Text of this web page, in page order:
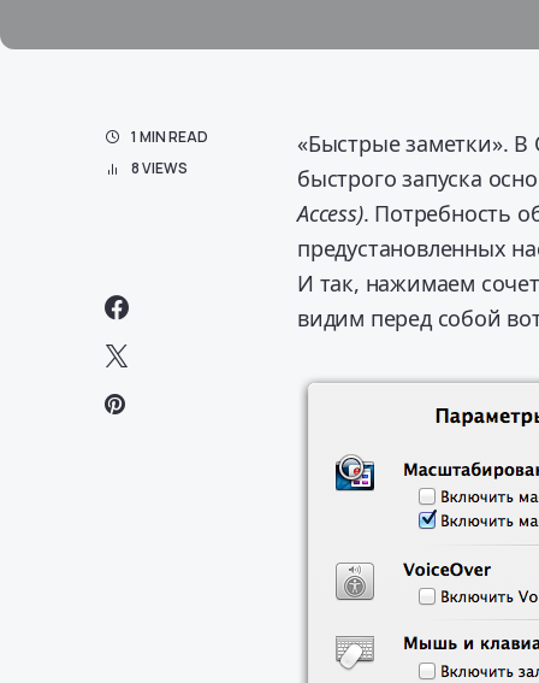
1 MIN READ
8 VIEWS
«Быстрые заметки».
быстрого запуска
Access). Потребность
предустановленных
И так, нажимаем
видим перед собой